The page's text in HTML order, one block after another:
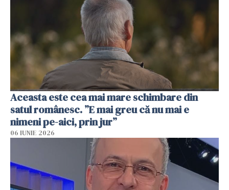
Aceasta este cea mai mare schimbare din
satul românesc. ”E mai greu că nu mai e
nimeni pe-aici, prin jur”
06 IUNIE 2026